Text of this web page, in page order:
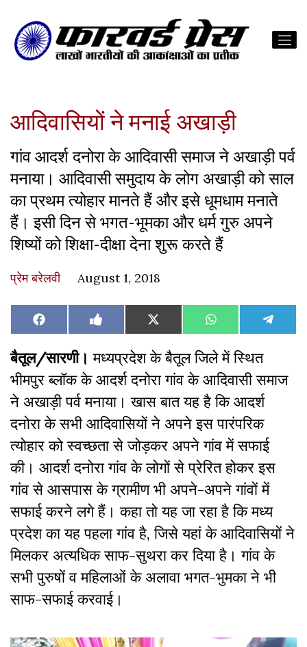
आदिवासियों ने मनाई अखाड़ी
गांव आदर्श दनोरा के आदिवासी समाज ने अखाड़ी पर्व
मनाया। आदिवासी समुदाय के लोग अखाड़ी को साल
का प्रथम त्योहार मानते हैं और इसे धूमधाम मनाते
हैं। इसी दिन से भगत-भूमका और धर्म गुरु अपने
शिष्यों को शिक्षा-दीक्षा देना शुरू करते हैं
प्रेम बरेलवी August 1, 2018
Share
on
Facebook Share
on
Like
on
Facebook
Share
on
X
(Twitter)
Share
on
WhatsAppShare
on
बैतूल/सारणी। मध्‍यप्रदेश के बैतूल जिले में स्थित
भीमपुर ब्लॉक के आदर्श दनोरा गांव के आदिवासी समाज
ने अखाड़ी पर्व मनाया। खास बात यह है कि आदर्श
दनोरा के सभी आदिवासियों ने अपने इस पारंपरिक
त्योहार को स्वच्छता से जोड़कर अपने गांव में सफाई
की। आदर्श दनोरा गांव के लोगों से प्रेरित होकर इस
गांव से आसपास के ग्रामीण भी अपने-अपने गांवों में
सफाई करने लगे हैं। कहा तो यह जा रहा है कि मध्य
प्रदेश का यह पहला गांव है, जिसे यहां के आदिवासियों ने
मिलकर अत्यधिक साफ-सुथरा कर दिया है। गांव के
सभी पुरुषों व महिलाओं के अलावा भगत-भुमका ने भी
साफ-सफाई करवाई।